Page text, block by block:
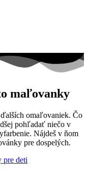
maľovanky
ďalších omaľovaniek. Čo
pohľadať niečo v
Nájdeš v ňom
pre dospelých.